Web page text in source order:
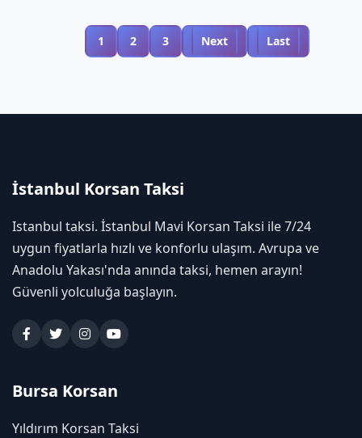
1 2 3 Next Last
İstanbul Korsan Taksi
Istanbul taksi. İstanbul Mavi Korsan Taksi ile 7/24
uygun fiyatlarla hızlı ve konforlu ulaşım. Avrupa ve
Anadolu Yakası'nda anında taksi, hemen arayın!
Güvenli yolculuğa başlayın.
Bursa Korsan
Yıldırım Korsan Taksi